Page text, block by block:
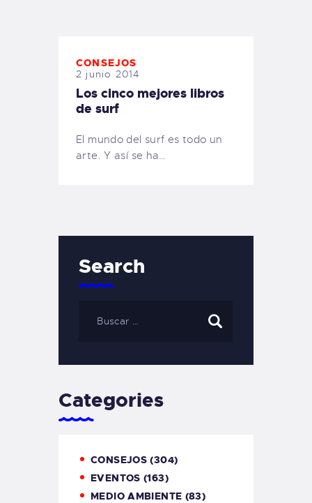
CONSEJOS
2 junio 2014
Los cinco mejores libros
de surf
El mundo del surf es todo un
arte. Y así se ha…
Search
Categories
CONSEJOS (304)
EVENTOS (163)
MEDIO AMBIENTE (83)